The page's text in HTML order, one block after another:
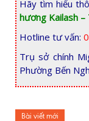
Hãy tìm hiểu
hương Kailash
Hotline tư vấn:
Trụ sở chính
Phường Bến
Bài viết mới